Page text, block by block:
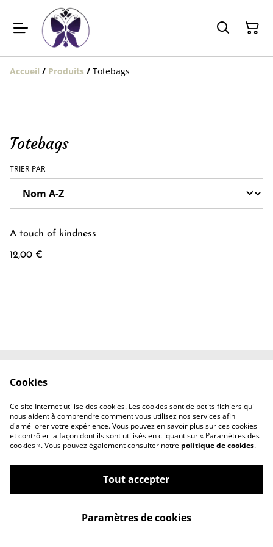
Accueil / Produits / Totebags
Totebags
TRIER PAR
A touch of kindness
12,00 €
confidentialité
©2026Shyra Butterfly
powered by
Cookies
Ce site Internet utilise des cookies. Les cookies sont de petits fichiers qui
nous aident à comprendre comment vous utilisez nos services afin
d'améliorer votre expérience. Vous pouvez en savoir plus sur ces cookies
et contrôler la façon dont ils sont utilisés en cliquant sur « Paramètres des
cookies ». Vous pouvez également consulter notre politique de cookies.
Tout accepter
Paramètres de cookies